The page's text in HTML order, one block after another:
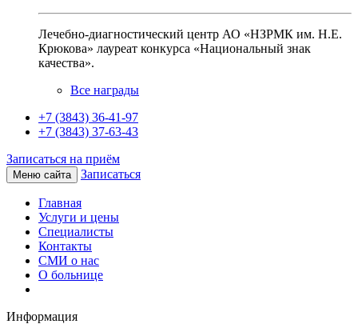
Лечебно-диагностический центр АО «НЗРМК им. Н.Е.
Крюкова» лауреат конкурса «Национальный знак
качества».
Все награды
+7 (3843) 36-41-97
+7 (3843) 37-63-43
Записаться на приём
Меню сайта Записаться
Главная
Услуги и цены
Специалисты
Контакты
СМИ о нас
О больнице
Информация